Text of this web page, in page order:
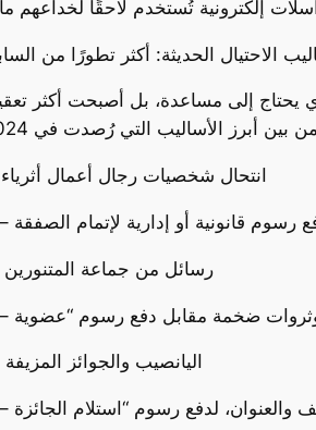
الاحتيال الحديثة: أكثر تطورًا من
يحتاج إلى مساعدة، بل أصبحت أكثر
1. انتحال شخصيات رجال أعمال أثرياء
2. رسائل من جماعة المتنورين
3. اليانصيب والجوائز المزيفة